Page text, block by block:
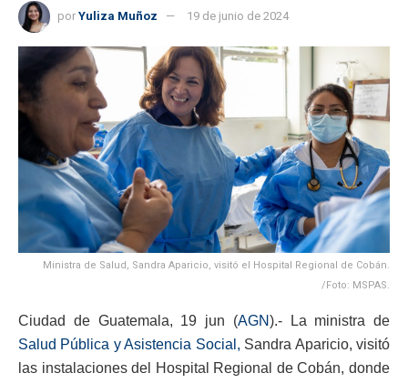
por Yuliza Muñoz 19 de junio de 2024
Ministra de Salud, Sandra Aparicio, visitó el Hospital Regional de Cobán.
/Foto: MSPAS.
Ciudad de Guatemala, 19 jun (AGN ).- La ministra de
Salud Pública y Asistencia Social, Sandra Aparicio, visitó
las instalaciones del Hospital Regional de Cobán, donde